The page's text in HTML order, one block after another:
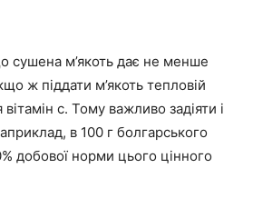
сушена м’якоть дає не менше
ж піддати м’якоть тепловій
с. Тому важливо задіяти і
в 100 г болгарського
добової норми цього цінного